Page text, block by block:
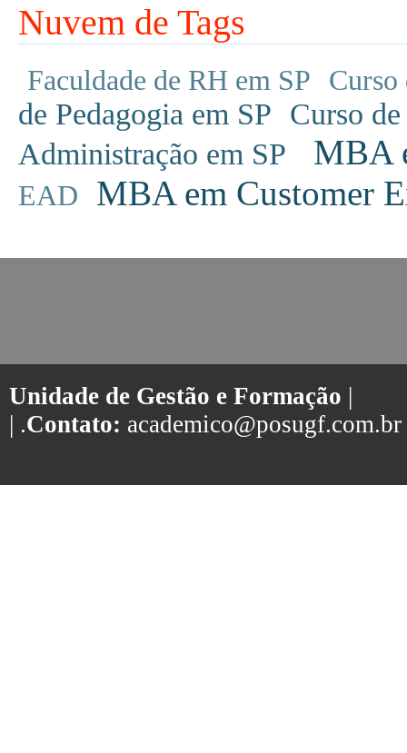
Nuvem de Tags
Faculdade de RH em SP Curso
de Pedagogia em SP Curso
Administração em SP
MBA
EAD MBA em Customer
Unidade de Gestão e Formação |
| .Contato: academico@posugf.com.br